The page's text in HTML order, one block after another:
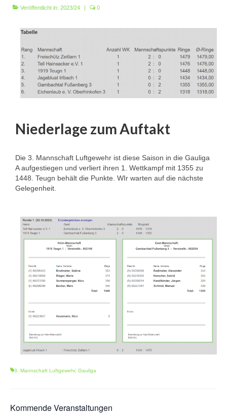
Vereinschronik
Die Geschichte unserer Kapelle
Jugendarbeit
Ergebnisse
1. Mannschaft Luftgewehr
3. Mannschaft Luftgewehr
1. Mannschaft Luftpistole
1. Mannschaft Auflage
Weitere Wettkämpfe
Termine
Galerie
FAQ
Mitglied werden
Sektionsliga Ergebnisse
Veröffentlicht in: 2023/24 0
Niederlage zum Auftakt
Die 3. Mannschaft Luftgewehr ist diese Saison in die Gauliga
A aufgestiegen und verliert ihren 1. Wettkampf mit 1355 zu
1448. Teugn behält die Punkte. WIr warten auf die nächste
Gelegenheit.
3. Mannschaft Luftgewehr, Gauliga
Kommende Veranstaltungen